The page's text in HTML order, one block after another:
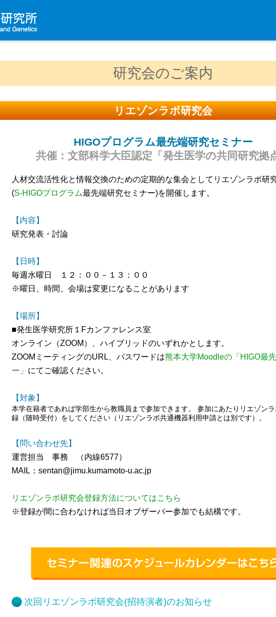
入学者案内
リエゾンラボLILAについて
リエゾンラボ利用申込み
組織標本作製・HE染色
質量分析
予 約
研究会のご案内
リエゾンラボ研究会
HIGOプログラム最先端研究セミナー
共催：文部科学大臣認定「発生医学の共同研究拠
人材交流活性化と情報交換のための定期的な集会としてリエゾンラボ研
(S-HIGOプログラム最先端研究セミナー)を開催します。
【内容】
研究発表・討論
【日時】
毎週水曜日 １２：００－１３：００
※曜日、時間、会場は変更になることがあります
【場所】
■発生医学研究所１Fカンファレンス室
オンライン（ZOOM）、ハイブリッドのいずれかとします。
ZOOMミーティングのURL、パスワードは熊本大学Moodleの「HIGO最
ー」 にてご確認ください。
【対象】
本学在籍者であれば学部生から教職員まで参加できます。 参加にあたりリエゾン
録（随時受付）をしてください（リエゾンラボ共通機器利用申請とは別です）。
【問い合わせ先】
運営担当 事務 （内線6577）
MAIL：sentan@jimu.kumamoto-u.ac.jp
リエゾンラボ研究会登録方法についてはこちら
※登録が間に合わなければ当日オブザーバー参加でも結構です。
次回リエゾンラボ研究会(招待演者)のお知らせ